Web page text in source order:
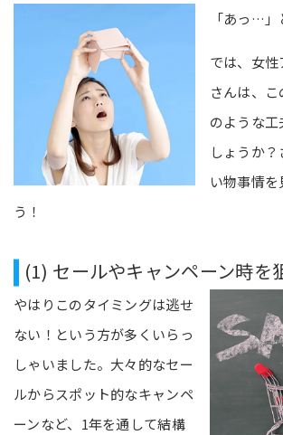
「あっ…」
では、女
さんは、
のような
しょうか
い物事情
う！
(1) セールやキャンペーン時を
やはりこのタイミングは逃せ
ない！という方が多くいらっ
しゃいました。大々的なセー
ルからスポット的なキャンペ
ーンなど、1年を通して結構